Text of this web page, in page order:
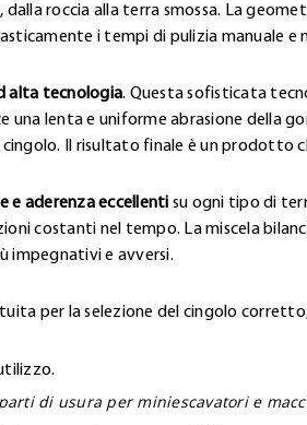
roccia alla terra smossa. La
i tempi di pulizia manuale
alta tecnologia. Questa sofisticata
lenta e uniforme abrasione della
Il risultato finale è un prodotto
e aderenza eccellenti su ogni tipo di
costanti nel tempo. La miscela
impegnativi e avversi.
per la selezione del cingolo
di usura per miniescavatori e